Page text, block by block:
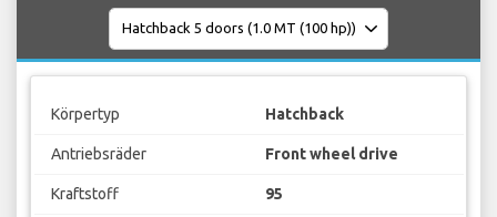
Körpertyp Hatchback
Antriebsräder Front wheel drive
Kraftstoff 95